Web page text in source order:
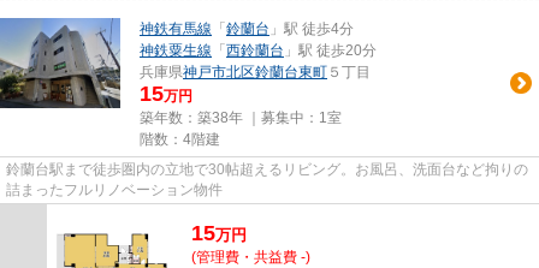
神鉄有馬線 「 鈴蘭台 」駅 徒歩4分
神鉄粟生線 「 西鈴蘭台 」駅 徒歩20分
兵庫県神戸市北区鈴蘭台東町 ５丁目
15万円
築年数：築38年 ｜募集中： 1室
階数：4階建
鈴蘭台駅まで徒歩圏内の立地で30帖超えるリビング。お風呂、洗面台など拘りの
詰まったフルリノベーション物件
15万円
(管理費・共益費 -)